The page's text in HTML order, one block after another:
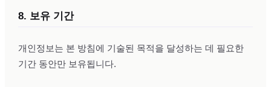
8. 보유 기간
개인정보는 본 방침에 기술된 목적을 달성하는 데 필요한
기간 동안만 보유됩니다.